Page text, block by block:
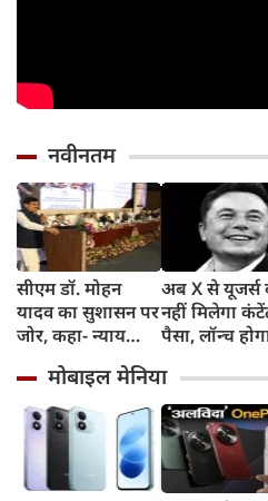
नवीनतम
सीएम डॉ. मोहन
यादव का सुशासन पर
जोर, कहा- न्याय
लिए प्रतिबद्ध है
सरकार
अब X से यूजर्स
नहीं मिलेगा
पैसा, लॉन्‍च
शर्त
मोबाइल मेनिया